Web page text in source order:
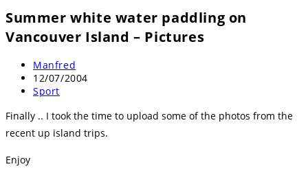
Summer white water paddling on
Vancouver Island – Pictures
Beitrags-
Autor:
Manfred
Beitrag
veröffentlicht:
12/07/2004
Beitrags-
Sport
Finally .. I took the time to upload some of the photos from the
recent up island trips.
Enjoy